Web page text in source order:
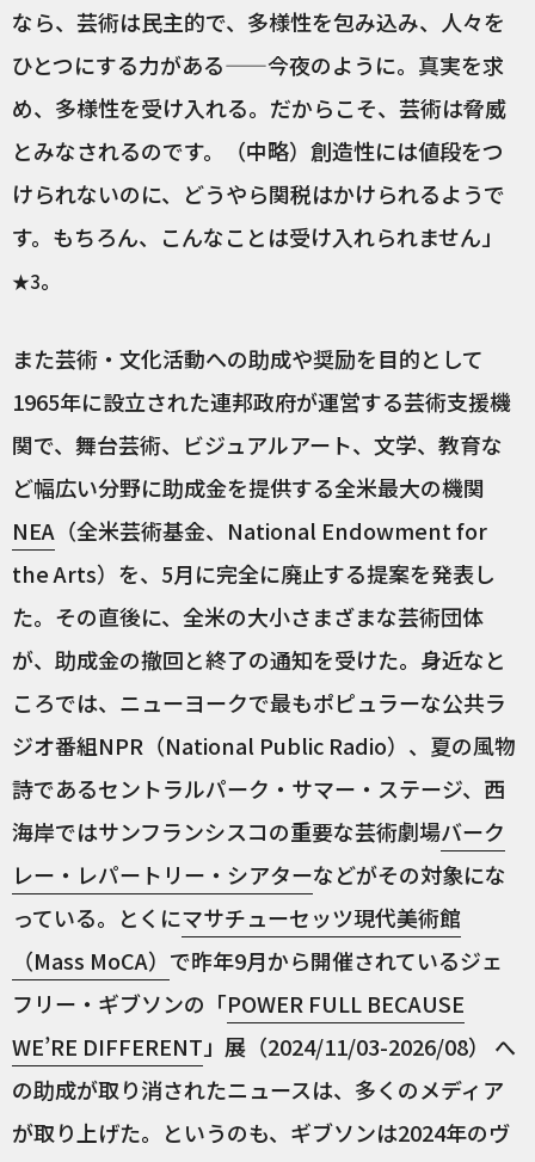
なら、芸術は民主的で、多様性を包み込み、人々を
ひとつにする力がある——今夜のように。真実を求
め、多様性を受け入れる。だからこそ、芸術は脅威
とみなされるのです。（中略）創造性には値段をつ
けられないのに、どうやら関税はかけられるようで
す。もちろん、こんなことは受け入れられません」
★3。
また芸術・文化活動への助成や奨励を目的として
1965年に設立された連邦政府が運営する芸術支援機
関で、舞台芸術、ビジュアルアート、文学、教育な
ど幅広い分野に助成金を提供する全米最大の機関
NEA （全米芸術基金、National Endowment for
the Arts）を、5月に完全に廃止する提案を発表し
た。その直後に、全米の大小さまざまな芸術団体
が、助成金の撤回と終了の通知を受けた。身近なと
ころでは、ニューヨークで最もポピュラーな公共ラ
ジオ番組NPR（National Public Radio）、夏の風物
詩であるセントラルパーク・サマー・ステージ、西
海岸ではサンフランシスコの重要な芸術劇場バーク
レー・レパートリー・シアターなどがその対象にな
っている。とくにマサチューセッツ現代美術館
（Mass MoCA） で昨年9月から開催されているジェ
フリー・ギブソンの「POWER FULL BECAUSE
WE’RE DIFFERENT」展（2024/11/03-2026/08） へ
の助成が取り消されたニュースは、多くのメディア
が取り上げた。というのも、ギブソンは2024年のヴ